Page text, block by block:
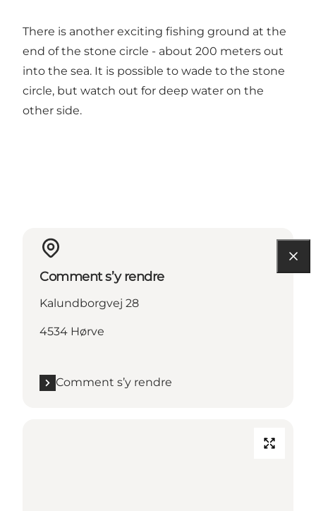
There is another exciting fishing ground at the
end of the stone circle - about 200 meters out
into the sea. It is possible to wade to the stone
circle, but watch out for deep water on the
other side.
Comment s’y rendre
Kalundborgvej 28
4534 Hørve
Comment s’y rendre